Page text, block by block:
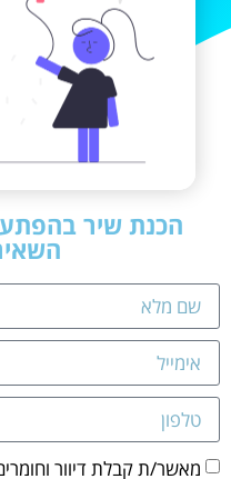
הכנת שיר
מאשר/ת קבלת דיוור